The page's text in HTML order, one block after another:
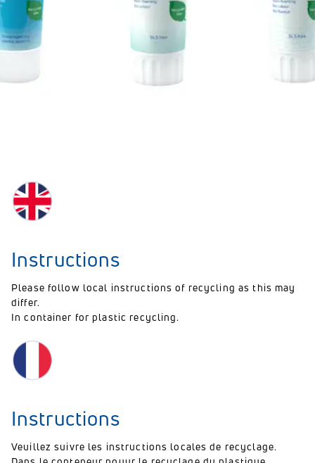
Instructions
Please follow local instructions of recycling as this may
differ.
In container for plastic recycling.
Instructions
Veuillez suivre les instructions locales de recyclage.